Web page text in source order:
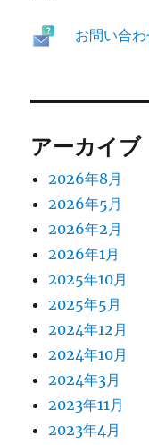
お問い合わ
アーカイブ
2026年8月
2026年5月
2026年2月
2026年1月
2025年10月
2025年5月
2024年12月
2024年10月
2024年3月
2023年11月
2023年4月